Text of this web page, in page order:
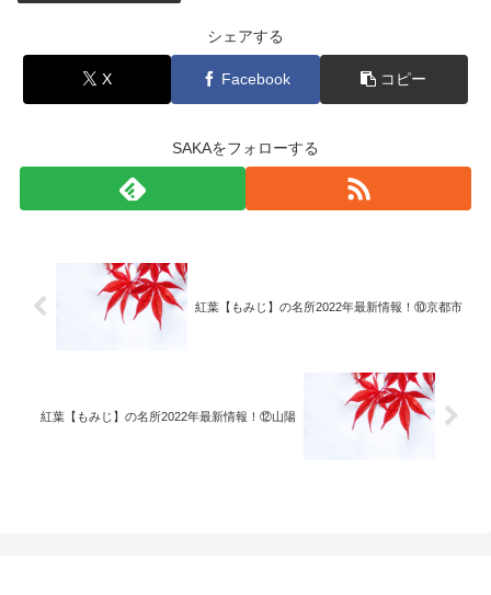
シェアする
X Facebook コピー
SAKAをフォローする
紅葉【もみじ】の名所2022年最新情報！⑩京都市
紅葉【もみじ】の名所2022年最新情報！⑫山陽